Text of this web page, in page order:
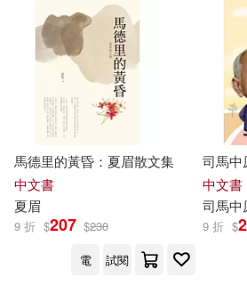
TMA(17)
上海書畫出版社(17)
北京大學《馬藏》編纂與研究
安田剛士(17) 有馬奈那
編輯部(17) 陳先達(17)
保科 洋，小澤 俊朗，山本 孝
吉林美術出版社(96)
台灣東販(95)
浙江大學出版社(93) 禾
浙江少年兒童出版社(90)
馬德里的黃昏：夏眉散文集
中文書
夏眉
9 折 $207 $230
電
試閱
司馬中
中文書
司馬中
9 折 $